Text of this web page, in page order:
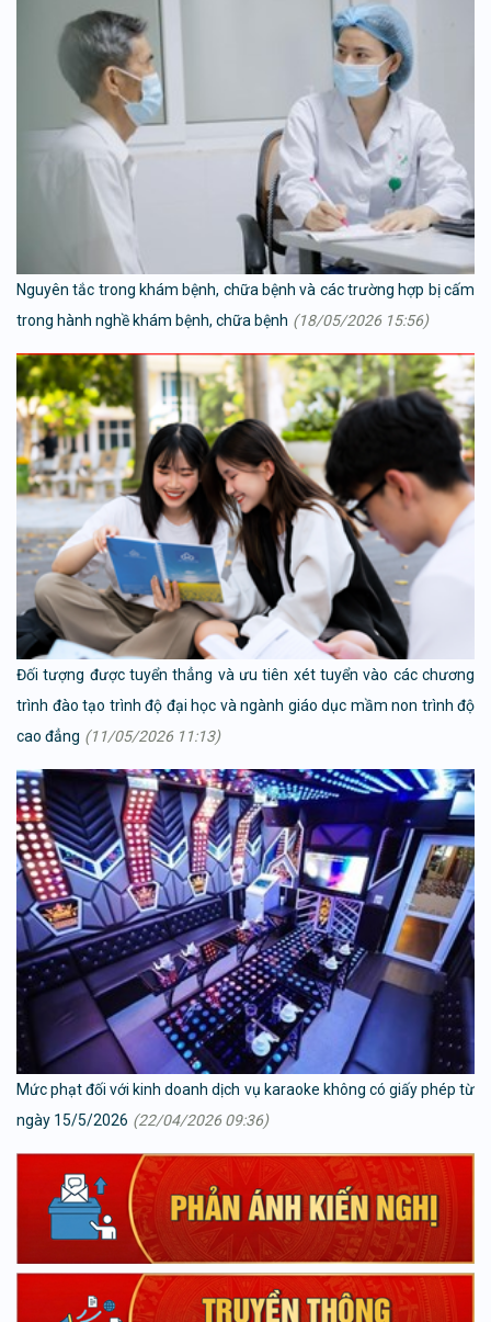
Nguyên tắc trong khám bệnh, chữa bệnh và các trường hợp bị cấm
trong hành nghề khám bệnh, chữa bệnh (18/05/2026 15:56)
Đối tượng được tuyển thẳng và ưu tiên xét tuyển vào các chương
trình đào tạo trình độ đại học và ngành giáo dục mầm non trình độ
cao đẳng (11/05/2026 11:13)
Mức phạt đối với kinh doanh dịch vụ karaoke không có giấy phép từ
ngày 15/5/2026 (22/04/2026 09:36)